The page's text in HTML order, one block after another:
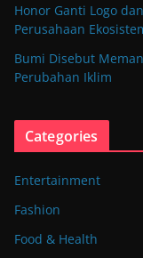
Honor Ganti Logo
Perusahaan
Bumi Disebut
Perubahan Iklim
Categories
Entertainment
Fashion
Food & Health